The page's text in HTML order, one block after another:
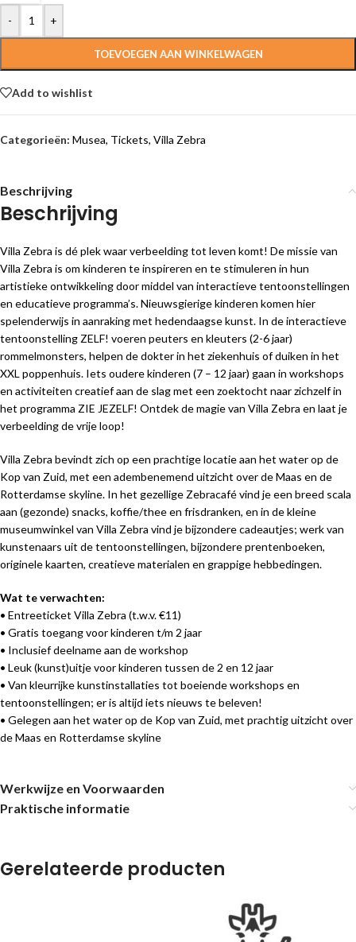
- +
TOEVOEGEN AAN WINKELWAGEN
Add to wishlist
Categorieën: Musea, Tickets, Villa Zebra
Beschrijving
Beschrijving
Villa Zebra is dé plek waar verbeelding tot leven komt! De missie van
Villa Zebra is om kinderen te inspireren en te stimuleren in hun
artistieke ontwikkeling door middel van interactieve tentoonstellingen
en educatieve programma’s. Nieuwsgierige kinderen komen hier
spelenderwijs in aanraking met hedendaagse kunst. In de interactieve
tentoonstelling ZELF! voeren peuters en kleuters (2-6 jaar)
rommelmonsters, helpen de dokter in het ziekenhuis of duiken in het
XXL poppenhuis. Iets oudere kinderen (7 – 12 jaar) gaan in workshops
en activiteiten creatief aan de slag met een zoektocht naar zichzelf in
het programma ZIE JEZELF! Ontdek de magie van Villa Zebra en laat je
verbeelding de vrije loop!
Villa Zebra bevindt zich op een prachtige locatie aan het water op de
Kop van Zuid, met een adembenemend uitzicht over de Maas en de
Rotterdamse skyline. In het gezellige Zebracafé vind je een breed scala
aan (gezonde) snacks, koffie/thee en frisdranken, en in de kleine
museumwinkel van Villa Zebra vind je bijzondere cadeautjes; werk van
kunstenaars uit de tentoonstellingen, bijzondere prentenboeken,
originele kaarten, creatieve materialen en grappige hebbedingen.
Wat te verwachten:
• Entreeticket Villa Zebra (t.w.v. €11)
• Gratis toegang voor kinderen t/m 2 jaar
• Inclusief deelname aan de workshop
• Leuk (kunst)uitje voor kinderen tussen de 2 en 12 jaar
• Van kleurrijke kunstinstallaties tot boeiende workshops en
tentoonstellingen; er is altijd iets nieuws te beleven!
• Gelegen aan het water op de Kop van Zuid, met prachtig uitzicht over
de Maas en Rotterdamse skyline
Werkwijze en Voorwaarden
Praktische informatie
Gerelateerde producten